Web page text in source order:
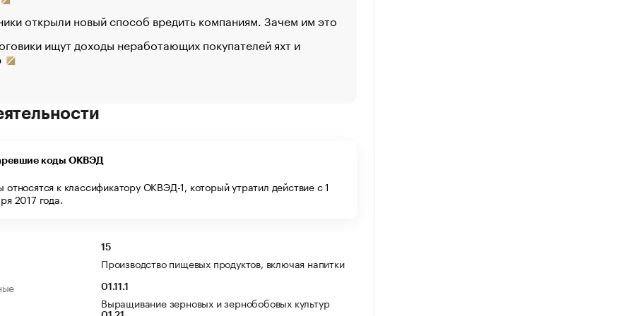
открыли новый способ вредить компаниям. Зачем им это
ищут доходы неработающих покупателей яхт и
коды ОКВЭД
относятся к классификатору ОКВЭД-1, который утратил действие с 1
2017 года.
15
Производство пищевых продуктов, включая напитки
01.11.1
Выращивание зерновых и зернобобовых культур